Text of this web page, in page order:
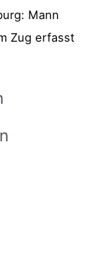
Mann
Zug erfasst